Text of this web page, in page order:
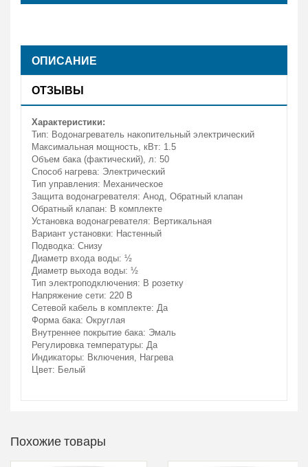
ОПИСАНИЕ
ОТЗЫВЫ
Характеристики:
Тип: Водонагреватель накопительный электрический
Максимальная мощность, кВт: 1.5
Объем бака (фактический), л: 50
Способ нагрева: Электрический
Тип управления: Механическое
Защита водонагревателя: Анод, Обратный клапан
Обратный клапан: В комплекте
Установка водонагревателя: Вертикальная
Вариант установки: Настенный
Подводка: Снизу
Диаметр входа воды: ½
Диаметр выхода воды: ½
Тип электроподключения: В розетку
Напряжение сети: 220 В
Сетевой кабель в комплекте: Да
Форма бака: Округлая
Внутреннее покрытие бака: Эмаль
Регулировка температуры: Да
Индикаторы: Включения, Нагрева
Цвет: Белый
Похожие товары